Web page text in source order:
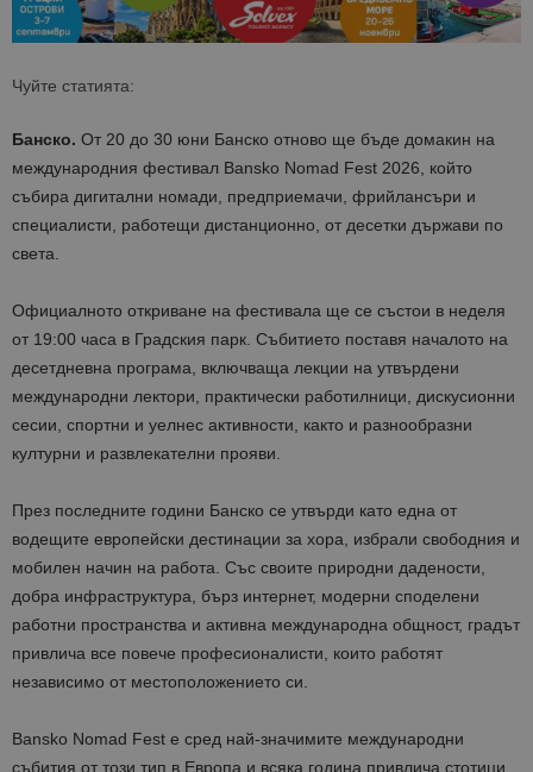
Чуйте статията:
Банско. От 20 до 30 юни Банско отново ще бъде домакин на
международния фестивал Bansko Nomad Fest 2026, който
събира дигитални номади, предприемачи, фрийлансъри и
специалисти, работещи дистанционно, от десетки държави по
света.
Официалното откриване на фестивала ще се състои в неделя
от 19:00 часа в Градския парк. Събитието поставя началото на
десетдневна програма, включваща лекции на утвърдени
международни лектори, практически работилници, дискусионни
сесии, спортни и уелнес активности, както и разнообразни
културни и развлекателни прояви.
През последните години Банско се утвърди като една от
водещите европейски дестинации за хора, избрали свободния и
мобилен начин на работа. Със своите природни дадености,
добра инфраструктура, бърз интернет, модерни споделени
работни пространства и активна международна общност, градът
привлича все повече професионалисти, които работят
независимо от местоположението си.
Bansko Nomad Fest е сред най-значимите международни
събития от този тип в Европа и всяка година привлича стотици